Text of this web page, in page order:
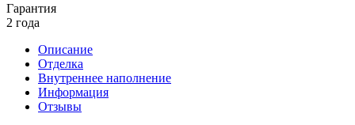
Гарантия
2 года
Описание
Отделка
Внутреннее наполнение
Информация
Отзывы